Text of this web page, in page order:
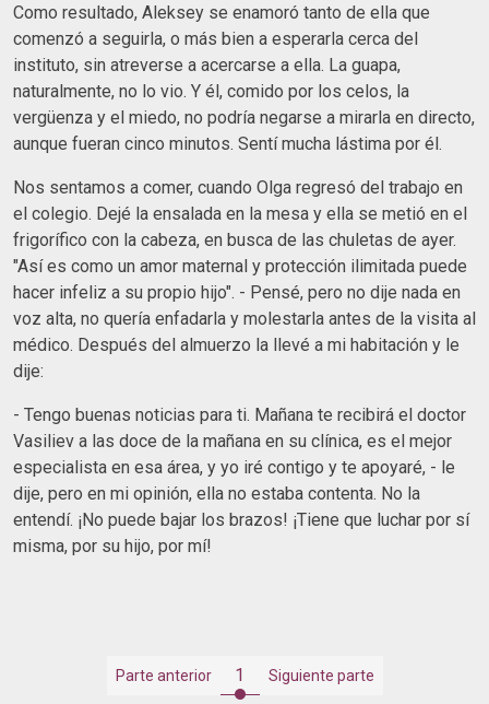
Como resultado, Aleksey se enamoró tanto de ella que
comenzó a seguirla, o más bien a esperarla cerca del
instituto, sin atreverse a acercarse a ella. La guapa,
naturalmente, no lo vio. Y él, comido por los celos, la
vergüenza y el miedo, no podría negarse a mirarla en directo,
aunque fueran cinco minutos. Sentí mucha lástima por él.
Nos sentamos a comer, cuando Olga regresó del trabajo en
el colegio. Dejé la ensalada en la mesa y ella se metió en el
frigorífico con la cabeza, en busca de las chuletas de ayer.
"Así es como un amor maternal y protección ilimitada puede
hacer infeliz a su propio hijo". - Pensé, pero no dije nada en
voz alta, no quería enfadarla y molestarla antes de la visita al
médico. Después del almuerzo la llevé a mi habitación y le
dije:
- Tengo buenas noticias para ti. Mañana te recibirá el doctor
Vasiliev a las doce de la mañana en su clínica, es el mejor
especialista en esa área, y yo iré contigo y te apoyaré, - le
dije, pero en mi opinión, ella no estaba contenta. No la
entendí. ¡No puede bajar los brazos! ¡Tiene que luchar por sí
misma, por su hijo, por mí!
Parte anterior 1 Siguiente parte